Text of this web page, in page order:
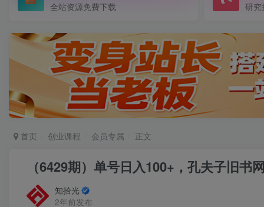
全站资源免费下载 研究
首页 创业课程 会员专属 正文
（6429期）单号日入100+，孔夫子旧
知拾光
2年前发布